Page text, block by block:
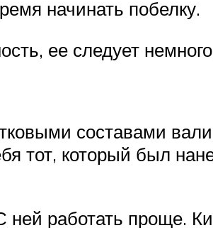
начинать побелку.
ее следует
составами
тот, который был
работать проще.